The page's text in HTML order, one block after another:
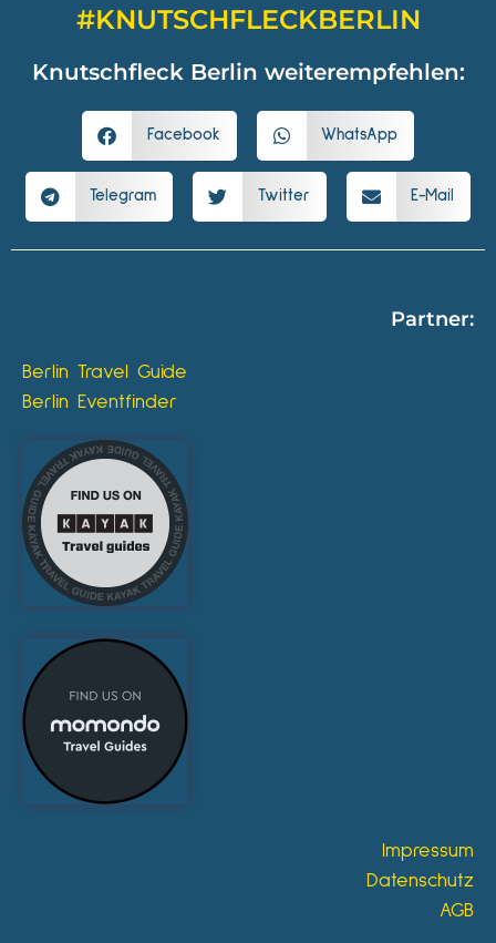
#KNUTSCHFLECKBERLIN
Knutschfleck Berlin weiterempfehlen:
Facebook WhatsApp
Telegram Twitter E-Mail
Partner:
Berlin Travel Guide
Berlin Eventfinder
Impressum
Datenschutz
AGB